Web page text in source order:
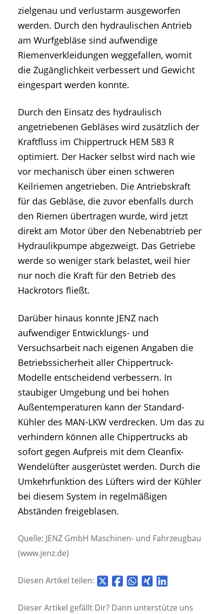
zielgenau und verlustarm ausgeworfen
werden. Durch den hydraulischen Antrieb
am Wurfgebläse sind aufwendige
Riemenverkleidungen weggefallen, womit
die Zugänglichkeit verbessert und Gewicht
eingespart werden konnte.
Durch den Einsatz des hydraulisch
angetriebenen Gebläses wird zusätzlich der
Kraftfluss im Chippertruck HEM 583 R
optimiert. Der Hacker selbst wird nach wie
vor mechanisch über einen schweren
Keilriemen angetrieben. Die Antriebskraft
für das Gebläse, die zuvor ebenfalls durch
den Riemen übertragen wurde, wird jetzt
direkt am Motor über den Nebenabtrieb per
Hydraulikpumpe abgezweigt. Das Getriebe
werde so weniger stark belastet, weil hier
nur noch die Kraft für den Betrieb des
Hackrotors fließt.
Darüber hinaus konnte JENZ nach
aufwendiger Entwicklungs- und
Versuchsarbeit nach eigenen Angaben die
Betriebssicherheit aller Chippertruck-
Modelle entscheidend verbessern. In
staubiger Umgebung und bei hohen
Außentemperaturen kann der Standard-
Kühler des MAN-LKW verdrecken. Um das zu
verhindern können alle Chippertrucks ab
sofort gegen Aufpreis mit dem Cleanfix-
Wendelüfter ausgerüstet werden. Durch die
Umkehrfunktion des Lüfters wird der Kühler
bei diesem System in regelmäßigen
Abständen freigeblasen.
Quelle: JENZ GmbH Maschinen- und Fahrzeugbau
(www.jenz.de)
Diesen Artikel teilen:
Dieser Artikel gefällt Dir? Dann unterstütze uns